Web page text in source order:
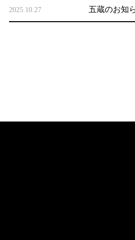
2025.10.27 五蔵のお知